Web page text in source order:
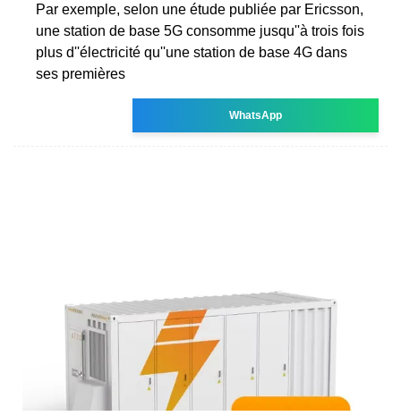
Par exemple, selon une étude publiée par Ericsson,
une station de base 5G consomme jusqu''à trois fois
plus d''électricité qu''une station de base 4G dans
ses premières
WhatsApp